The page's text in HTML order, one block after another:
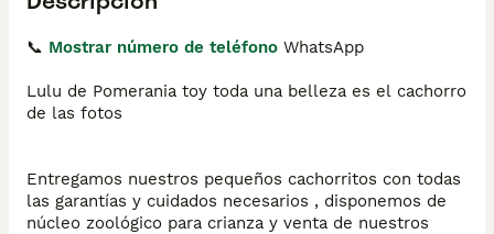
📞 Mostrar número de teléfono WhatsApp
Lulu de Pomerania toy toda una belleza es el cachorro
de las fotos
Entregamos nuestros pequeños cachorritos con todas
las garantías y cuidados necesarios , disponemos de
núcleo zoológico para crianza y venta de nuestros